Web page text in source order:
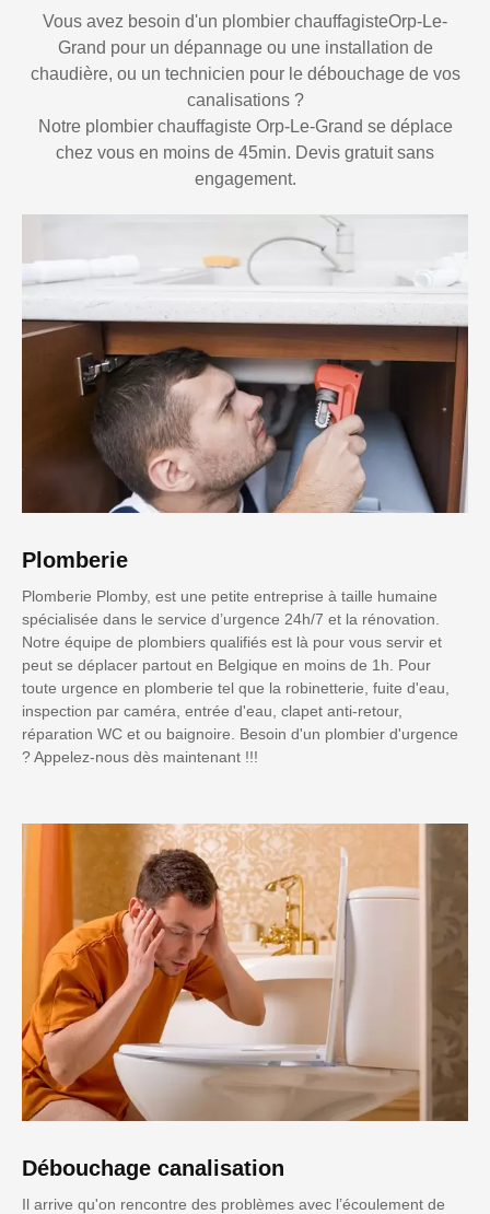
Vous avez besoin d'un plombier chauffagisteOrp-Le-
Grand pour un dépannage ou une installation de
chaudière, ou un technicien pour le débouchage de vos
canalisations ?
Notre plombier chauffagiste Orp-Le-Grand se déplace
chez vous en moins de 45min. Devis gratuit sans
engagement.
Plomberie
Plomberie Plomby, est une petite entreprise à taille humaine
spécialisée dans le service d’urgence 24h/7 et la rénovation.
Notre équipe de plombiers qualifiés est là pour vous servir et
peut se déplacer partout en Belgique en moins de 1h. Pour
toute urgence en plomberie tel que la robinetterie, fuite d'eau,
inspection par caméra, entrée d'eau, clapet anti-retour,
réparation WC et ou baignoire. Besoin d'un plombier d'urgence
? Appelez-nous dès maintenant !!!
Débouchage canalisation
Il arrive qu'on rencontre des problèmes avec l’écoulement de